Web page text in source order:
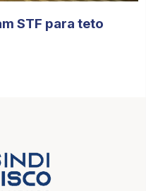
STF para teto